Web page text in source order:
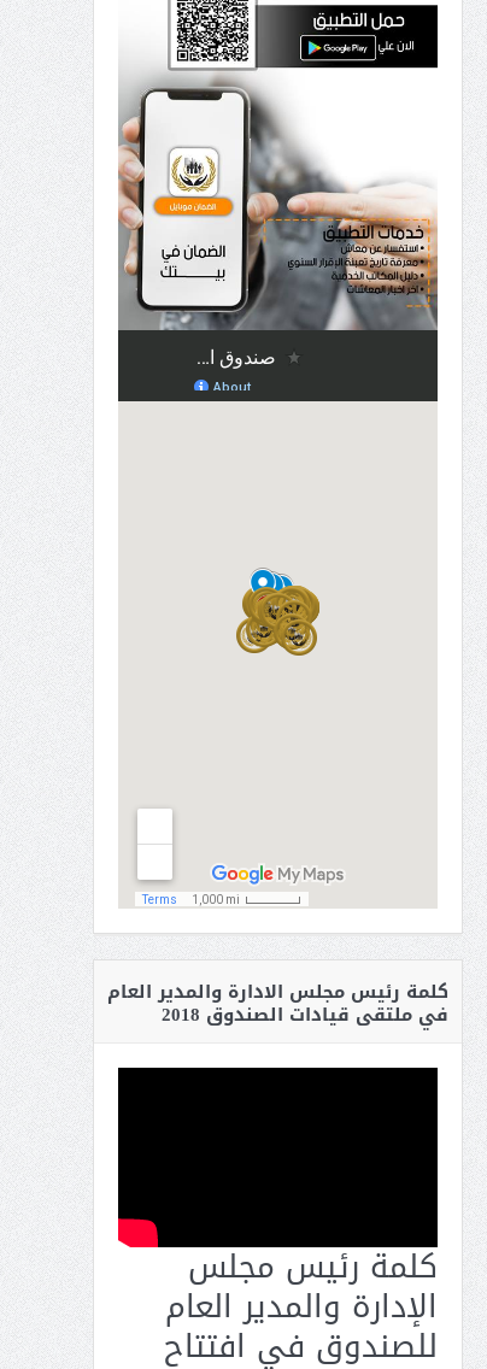
كلمة رئيس مجلس الادارة والمدير العام
في ملتقى قيادات الصندوق 2018
كلمة رئيس مجلس
الإدارة والمدير العام
للصندوق في افتتاح